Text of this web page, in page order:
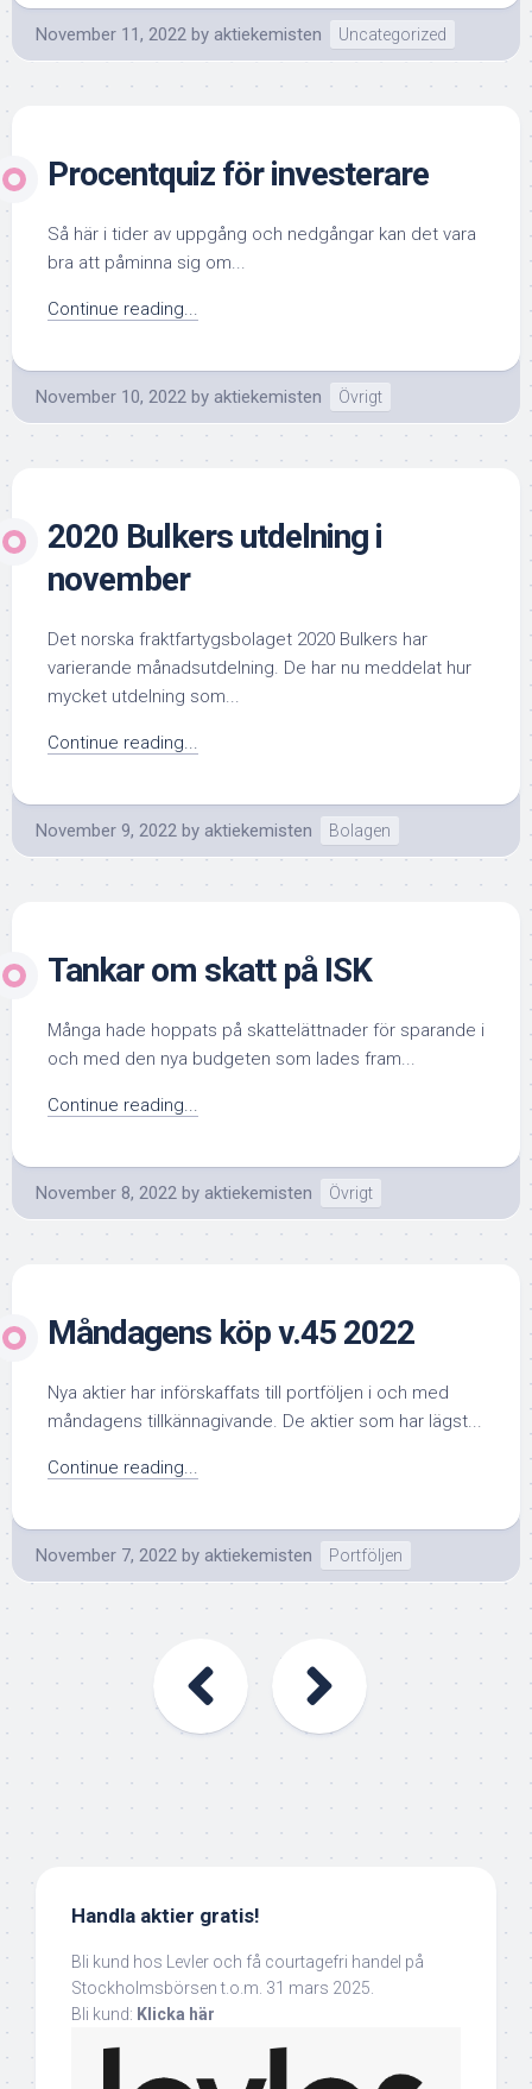
November 11, 2022 by aktiekemisten Uncategorized
Procentquiz för investerare
Så här i tider av uppgång och nedgångar kan det vara
bra att påminna sig om...
Continue reading...
November 10, 2022 by aktiekemisten Övrigt
2020 Bulkers utdelning i
november
Det norska fraktfartygsbolaget 2020 Bulkers har
varierande månadsutdelning. De har nu meddelat hur
mycket utdelning som...
Continue reading...
November 9, 2022 by aktiekemisten Bolagen
Tankar om skatt på ISK
Många hade hoppats på skattelättnader för sparande i
och med den nya budgeten som lades fram...
Continue reading...
November 8, 2022 by aktiekemisten Övrigt
Måndagens köp v.45 2022
Nya aktier har införskaffats till portföljen i och med
måndagens tillkännagivande. De aktier som har lägst...
Continue reading...
November 7, 2022 by aktiekemisten Portföljen
Handla aktier gratis!
Bli kund hos Levler och få courtagefri handel på
Stockholmsbörsen t.o.m. 31 mars 2025.
Bli kund: Klicka här